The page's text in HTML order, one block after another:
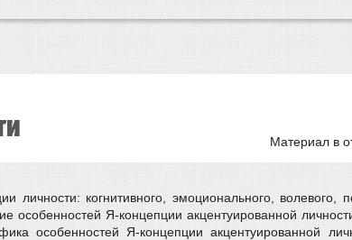
Материал в
личности: когнитивного, эмоционального, волевого,
особенностей Я-концепции акцентуированной
особенностей Я-концепции акцентуированной